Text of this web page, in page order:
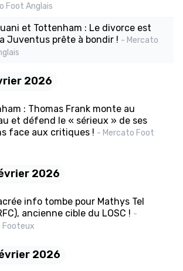
Foot Anglais
et Tottenham : Le divorce est
Juventus prête à bondir ! - Mercato
2026
: Thomas Frank monte au
et défend le « sérieux » de ses
face aux critiques ! - Mercato Foot
2026
info tombe pour Mathys Tel
ancienne cible du LOSC ! -
Footeux
2026